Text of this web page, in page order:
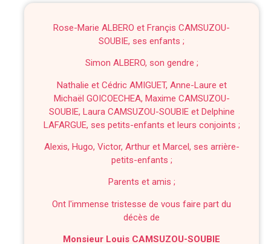
Rose-Marie ALBERO et Françis CAMSUZOU-
SOUBIE, ses enfants ;
Simon ALBERO, son gendre ;
Nathalie et Cédric AMIGUET, Anne-Laure et
Michaël GOICOECHEA, Maxime CAMSUZOU-
SOUBIE, Laura CAMSUZOU-SOUBIE et Delphine
LAFARGUE, ses petits-enfants et leurs conjoints ;
Alexis, Hugo, Victor, Arthur et Marcel, ses arrière-
petits-enfants ;
Parents et amis ;
Ont l'immense tristesse de vous faire part du
décès de
Monsieur Louis CAMSUZOU-SOUBIE